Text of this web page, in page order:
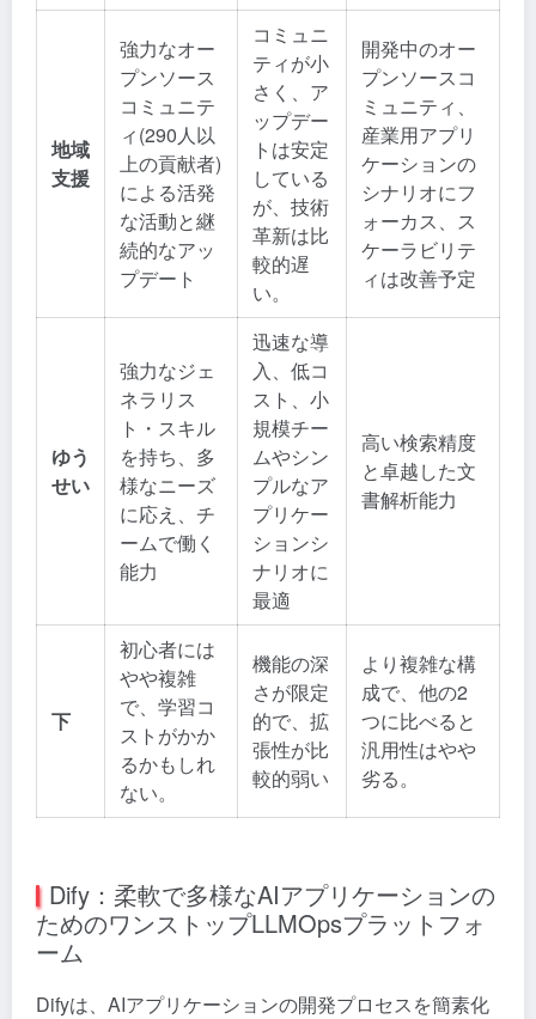
地域
支援
強力なオー
プンソース
コミュニテ
ィ(290人以
上の貢献者)
による活発
な活動と継
続的なアッ
プデート
コミュニ
ティが小
さく、ア
ップデー
トは安定
している
が、技術
革新は比
較的遅
い。
開発中のオー
プンソースコ
ミュニティ、
産業用アプリ
ケーションの
シナリオにフ
ォーカス、ス
ケーラビリテ
ィは改善予定
ゆう
せい
強力なジェ
ネラリス
ト・スキル
を持ち、多
様なニーズ
に応え、チ
ームで働く
能力
迅速な導
入、低コ
スト、小
規模チー
ムやシン
プルなア
プリケー
ションシ
ナリオに
最適
高い検索精度
と卓越した文
書解析能力
下
初心者には
やや複雑
で、学習コ
ストがかか
るかもしれ
ない。
機能の深
さが限定
的で、拡
張性が比
較的弱い
より複雑な構
成で、他の2
つに比べると
汎用性はやや
劣る。
Dify：柔軟で多様なAIアプリケーションの
ためのワンストップLLMOpsプラットフォ
ーム
Difyは、AIアプリケーションの開発プロセスを簡素化